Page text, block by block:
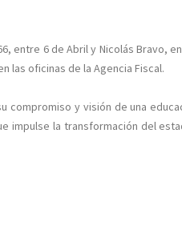
entre 6 de Abril y Nicolás Bravo,
las oficinas de la Agencia Fiscal.
compromiso y visión de una
impulse la transformación del